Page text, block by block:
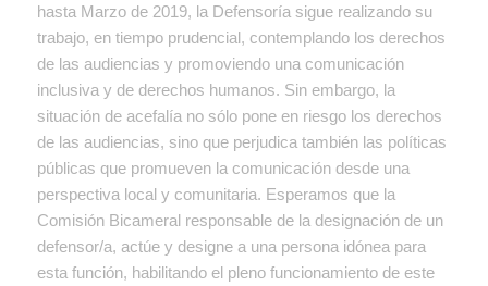
hasta Marzo de 2019, la Defensoría sigue realizando su
trabajo, en tiempo prudencial, contemplando los derechos
de las audiencias y promoviendo una comunicación
inclusiva y de derechos humanos. Sin embargo, la
situación de acefalía no sólo pone en riesgo los derechos
de las audiencias, sino que perjudica también las políticas
públicas que promueven la comunicación desde una
perspectiva local y comunitaria. Esperamos que la
Comisión Bicameral responsable de la designación de un
defensor/a, actúe y designe a una persona idónea para
esta función, habilitando el pleno funcionamiento de este